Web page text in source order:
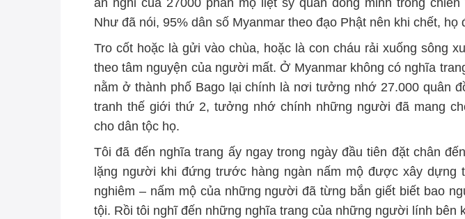
an nghỉ của 27000 phần mộ liệt sỹ quân đồng minh trong
Như đã nói, 95% dân số Myanmar theo đạo Phật nên khi chết, họ
Tro cốt hoặc là gửi vào chùa, hoặc là con cháu rải xuống sông
theo tâm nguyện của người mất. Ở Myanmar không có nghĩa
nằm ở thành phố Bago lại chính là nơi tưởng nhớ 27.000 quân
tranh thế giới thứ 2, tưởng nhớ chính những người đã mang
cho dân tộc họ.
Tôi đã đến nghĩa trang ấy ngay trong ngày đầu tiên đặt chân
lặng người khi đứng trước hàng ngàn nấm mộ được xây dựng
nghiêm – nấm mộ của những người đã từng bắn giết biết bao
tội. Rồi tôi nghĩ đến những nghĩa trang của những người lính bên